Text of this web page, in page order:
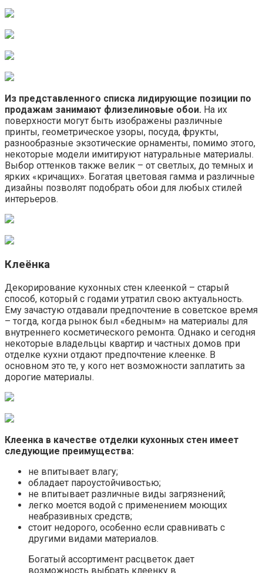
Из представленного списка лидирующие позиции по
продажам занимают флизелиновые обои. На их
поверхности могут быть изображены различные
принты, геометрическое узоры, посуда, фрукты,
разнообразные экзотические орнаменты, помимо этого,
некоторые модели имитируют натуральные материалы.
Выбор оттенков также велик – от светлых, до темных и
ярких «кричащих». Богатая цветовая гамма и различные
дизайны позволят подобрать обои для любых стилей
интерьеров.
Клеёнка
Декорирование кухонных стен клеенкой – старый
способ, который с годами утратил свою актуальность.
Ему зачастую отдавали предпочтение в советское время
– тогда, когда рынок был «бедным» на материалы для
внутреннего косметического ремонта. Однако и сегодня
некоторые владельцы квартир и частных домов при
отделке кухни отдают предпочтение клеенке. В
основном это те, у кого нет возможности заплатить за
дорогие материалы.
Клеенка в качестве отделки кухонных стен имеет
следующие преимущества:
не впитывает влагу;
обладает пароустойчивостью;
не впитывает различные виды загрязнений;
легко моется водой с применением моющих
неабразивных средств;
стоит недорого, особенно если сравнивать с
другими видами материалов.
Богатый ассортимент расцветок дает
возможность выбрать клеенку в